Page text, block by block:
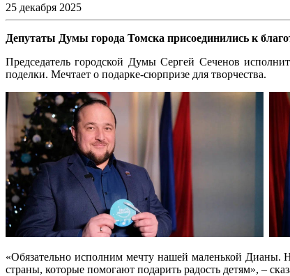
25 декабря 2025
Депутаты Думы города Томска присоединились к
Председатель городской Думы Сергей Сеченов
поделки. Мечтает о подарке-сюрпризе для творчества.
«Обязательно исполним мечту нашей маленькой Дианы.
страны, которые помогают подарить радость детям», –